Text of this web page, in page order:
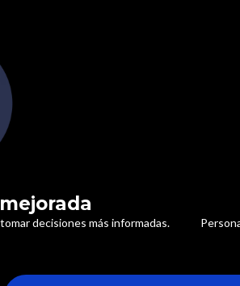
decisiones más informadas.